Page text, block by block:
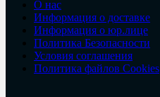
О нас
Информация о доставке
Информация о юр.лице
Политика Безопасности
Условия соглашения
Политика файлов Cookies